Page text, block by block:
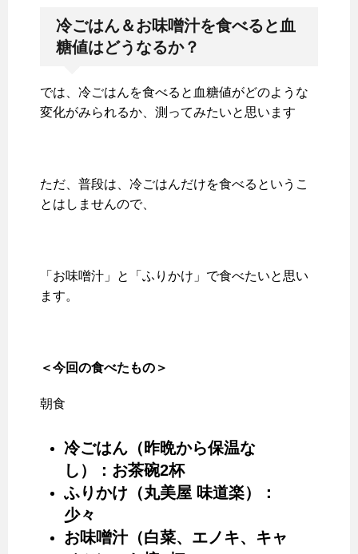
冷ごはん＆お味噌汁を食べると血
糖値はどうなるか？
では、冷ごはんを食べると血糖値がどのような
変化がみられるか、測ってみたいと思います
ただ、普段は、冷ごはんだけを食べるというこ
とはしませんので、
「お味噌汁」と「ふりかけ」で食べたいと思い
ます。
＜今回の食べたもの＞
朝食
冷ごはん（昨晩から保温な
し）：お茶碗2杯
ふりかけ（丸美屋 味道楽）：
少々
お味噌汁（白菜、エノキ、キャ